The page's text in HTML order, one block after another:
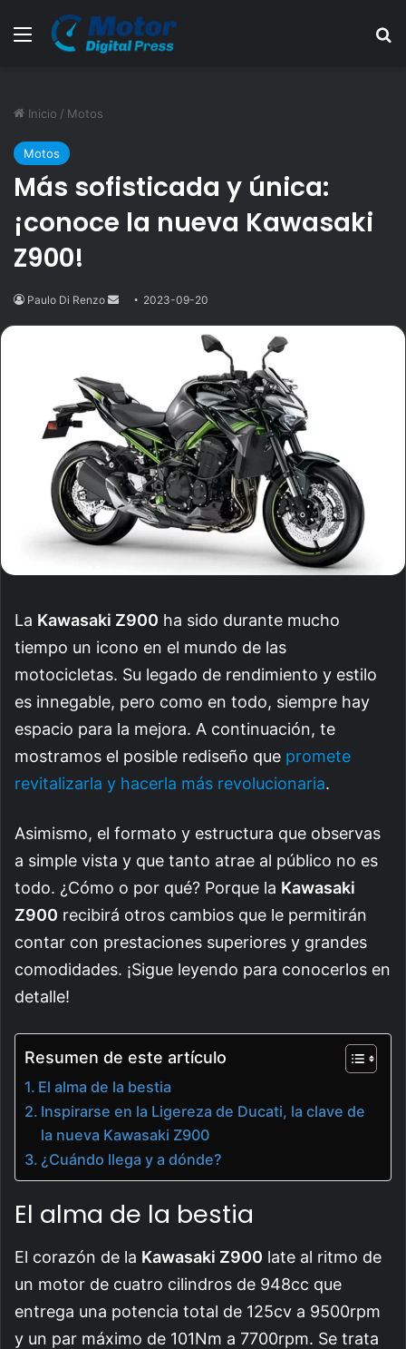
Menú
Inicio / Motos
Motos
Más sofisticada y única:
¡conoce la nueva Kawasaki
Z900!
Paulo Di Renzo
Send2023-09-20
La Kawasaki Z900 ha sido durante mucho
tiempo un icono en el mundo de las
motocicletas. Su legado de rendimiento y estilo
es innegable, pero como en todo, siempre hay
espacio para la mejora. A continuación, te
mostramos el posible rediseño que promete
revitalizarla y hacerla más revolucionaria.
Asimismo, el formato y estructura que observas
a simple vista y que tanto atrae al público no es
todo. ¿Cómo o por qué? Porque la Kawasaki
Z900 recibirá otros cambios que le permitirán
contar con prestaciones superiores y grandes
comodidades. ¡Sigue leyendo para conocerlos en
detalle!
Resumen de este artículo
El alma de la bestia
Inspirarse en la Ligereza de Ducati, la clave de
la nueva Kawasaki Z900
¿Cuándo llega y a dónde?
El alma de la bestia
El corazón de la Kawasaki Z900 late al ritmo de
un motor de cuatro cilindros de 948cc que
entrega una potencia total de 125cv a 9500rpm
y un par máximo de 101Nm a 7700rpm. Se trata